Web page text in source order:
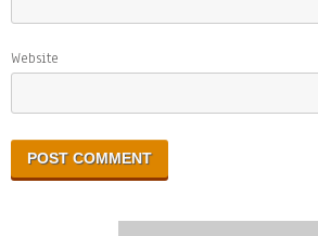
Website